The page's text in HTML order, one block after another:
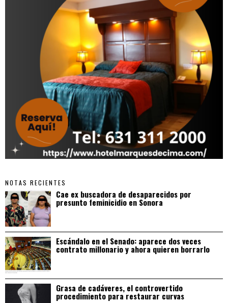
NOTAS RECIENTES
Cae ex buscadora de desaparecidos por
presunto feminicidio en Sonora
Escándalo en el Senado: aparece dos veces
contrato millonario y ahora quieren borrarlo
Grasa de cadáveres, el controvertido
procedimiento para restaurar curvas